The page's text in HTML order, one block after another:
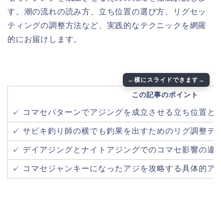
す。潮の流れの読み方、立ち位置の選び方、リグセッ
ティングの調整方法など、実践的なテクニックを網羅
的にお届けします。
この記事のポイント
✓ コマセパターンでアジングを成立させる立ち位置と
✓ サビキ釣り師の横でも釣果を出すためのリグ調整テ
✓ デイアジングとナイトアジングでのコマセ影響の違
✓ コマセジャンキーになったアジを攻略する具体的ア